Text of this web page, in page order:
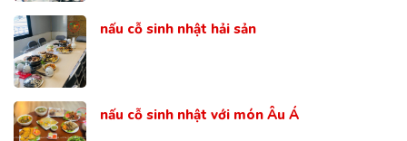
nấu cỗ sinh nhật hải sản
nấu cỗ sinh nhật với món Âu Á